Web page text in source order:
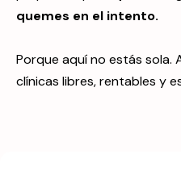
quemes en el intento.
Porque aquí no estás sola.
clínicas libres, rentables y